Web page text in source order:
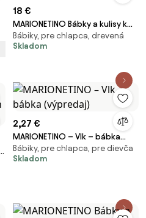
18 €
MARIONETINO Bábky a kulisy k
rozprávke O kozliatkach
Bábiky, pre chlapca, drevená
Skladom
2,27 €
MARIONETINO – Vlk – bábka
(výpredaj)
Bábiky, pre chlapca, pre dievča
Skladom